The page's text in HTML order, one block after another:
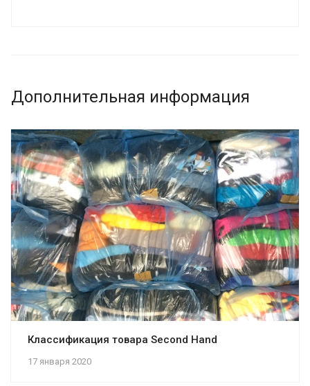
Дополнительная информация
17 января 2020
Классификация товара Second Hand